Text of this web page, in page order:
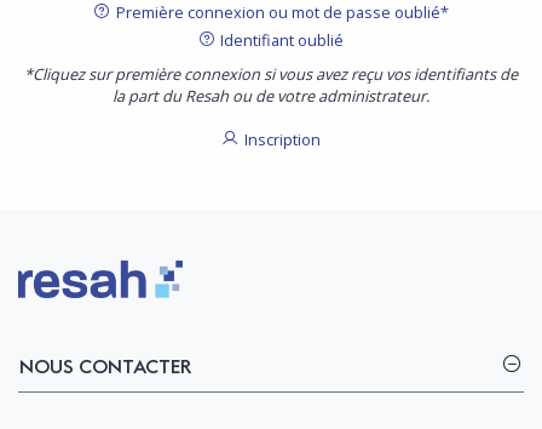
Première connexion ou mot de passe oublié*
Identifiant oublié
*Cliquez sur première connexion si vous avez reçu vos identifiants de
la part du Resah ou de votre administrateur.
Inscription
Logo Resah
NOUS CONTACTER